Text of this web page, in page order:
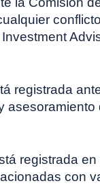
registrada
asesoramiento
registrada
con